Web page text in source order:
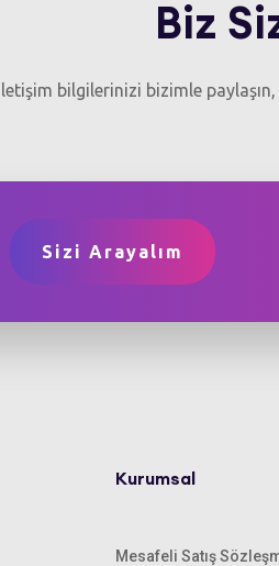
Biz
bilgilerinizi bizimle
Kurumsal
Mesafeli Satış